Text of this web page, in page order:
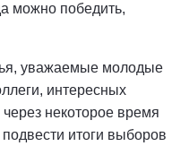
можно победить,
уважаемые молодые
интересных
некоторое время
итоги выборов